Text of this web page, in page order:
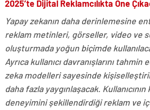
2025’te Dijital Reklamcılıkta Öne
Yapay zekanın daha derinlemesine
reklam metinleri, görseller, video ve
oluşturmada yoğun biçimde
Ayrıca kullanıcı davranışlarını tahmin
zeka modelleri sayesinde
daha fazla yaygınlaşacak.
deneyimini şekillendirdiği reklam ve